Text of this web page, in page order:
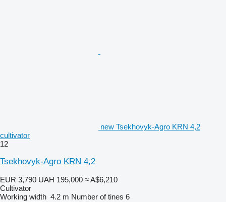
new Tsekhovyk-Agro KRN 4,2
cultivator
12
Tsekhovyk-Agro KRN 4,2
EUR 3,790 UAH 195,000 ≈ A$6,210
Cultivator
Working width 4.2 m Number of tines 6